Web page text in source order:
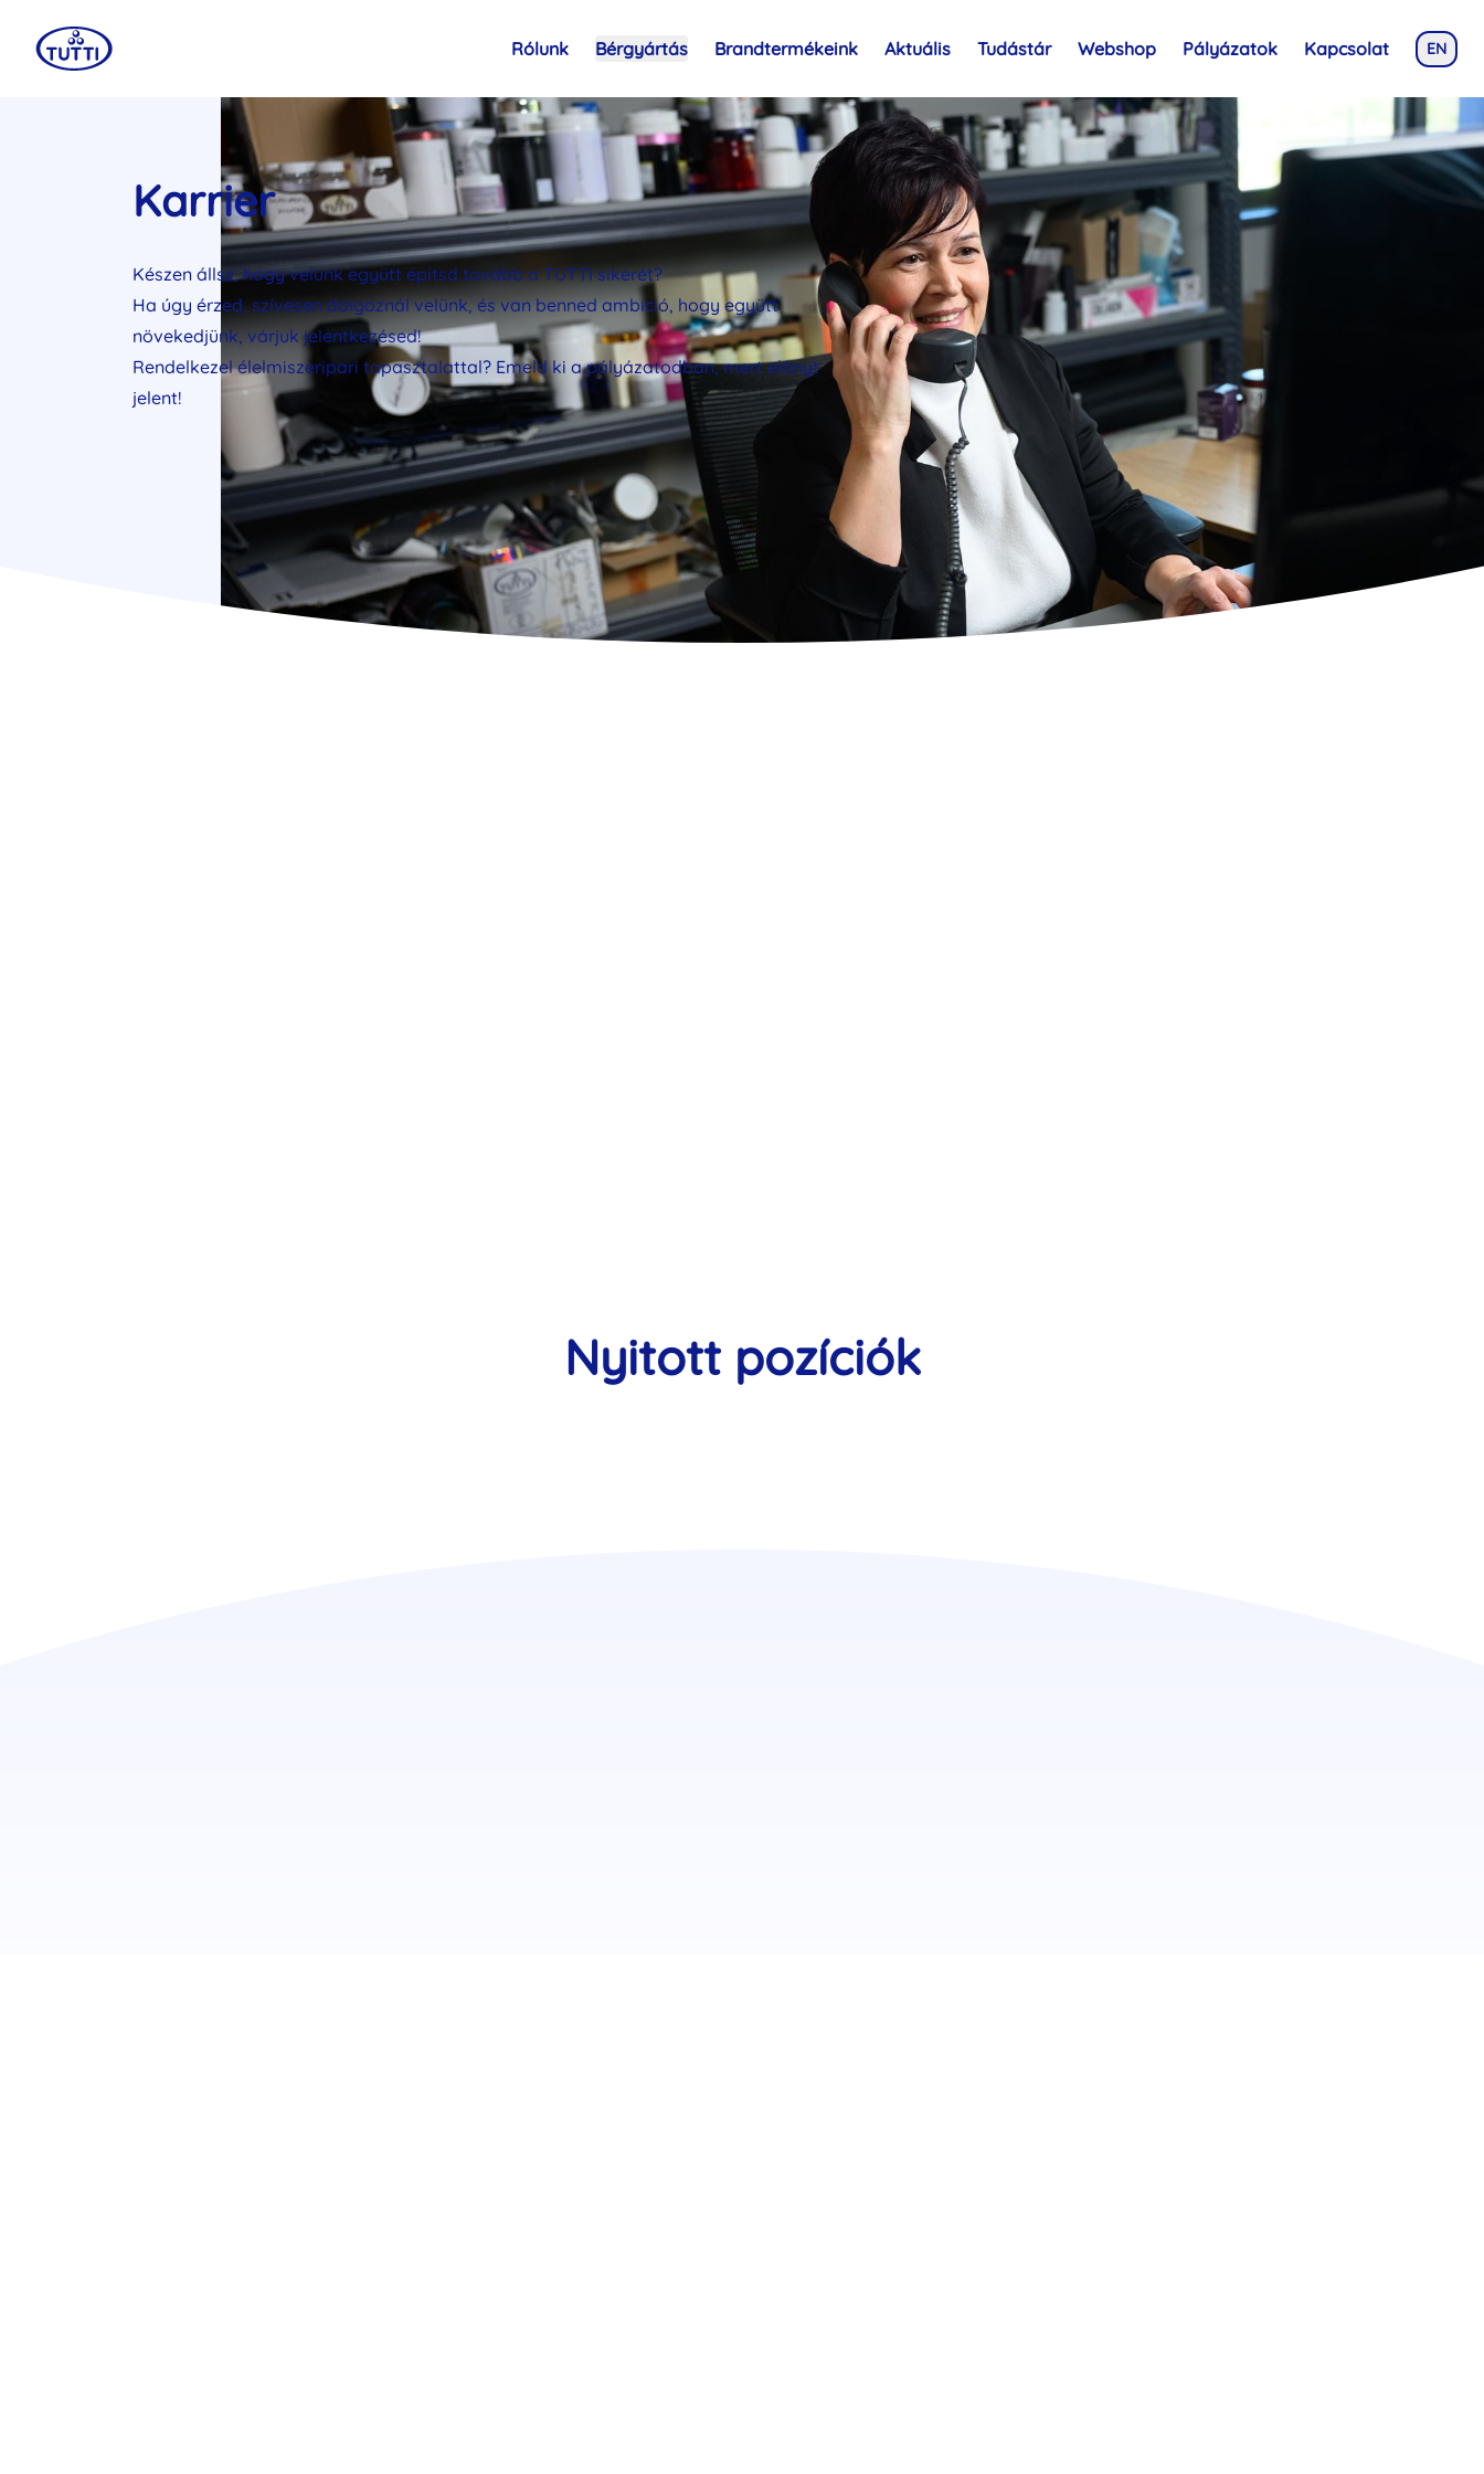
Rólunk Bérgyártás Brandtermékeink Aktuális Tudástár Webshop Pályázatok Kapcsolat EN
Karrier
Készen állsz, hogy velünk együtt építsd tovább a TUTTI sikerét?
Ha úgy érzed, szívesen dolgoznál velünk, és van benned ambíció, hogy együtt
növekedjünk, várjuk jelentkezésed!
Rendelkezel élelmiszeripari tapasztalattal? Emeld ki a pályázatodban, mert előnyt
jelent!
Nyitott pozíciók